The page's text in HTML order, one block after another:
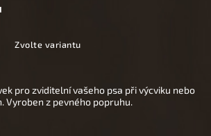
Zvolte variantu
pro zviditelní vašeho psa při výcviku nebo
Vyroben z pevného popruhu.